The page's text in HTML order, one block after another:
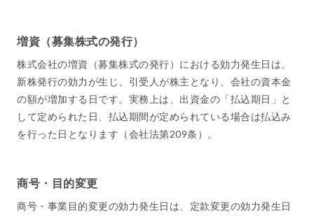
増資（募集株式の発行）
株式会社の増資（募集株式の発行）における効力発生日は、
新株発行の効力が生じ、引受人が株主となり、会社の資本金
の額が増加する日です。実務上は、出資金の「払込期日」と
して定められた日、払込期間が定められている場合は払込み
を行った日となります（会社法第209条）。
商号・目的変更
商号・事業目的変更の効力発生日は、定款変更の効力発生日